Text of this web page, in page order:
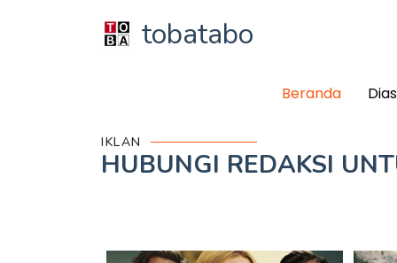
tobatabo
Beranda
IKLAN
HUBUNGI REDAKSI